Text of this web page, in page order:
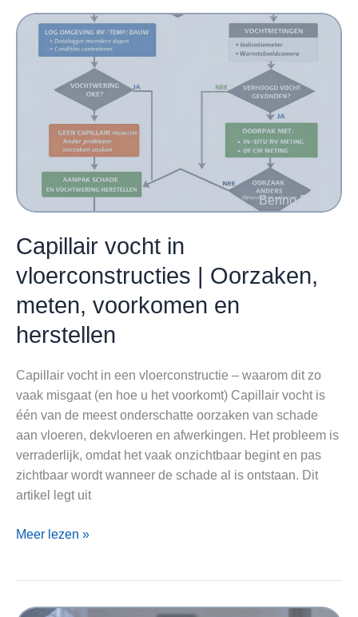
van
vochtmeting
dekvloer
Capillair vocht in
vloerconstructies | Oorzaken,
meten, voorkomen en
herstellen
Capillair vocht in een vloerconstructie – waarom dit zo
vaak misgaat (en hoe u het voorkomt) Capillair vocht is
één van de meest onderschatte oorzaken van schade
aan vloeren, dekvloeren en afwerkingen. Het probleem is
verraderlijk, omdat het vaak onzichtbaar begint en pas
zichtbaar wordt wanneer de schade al is ontstaan. Dit
artikel legt uit
Capillair
Meer lezen »